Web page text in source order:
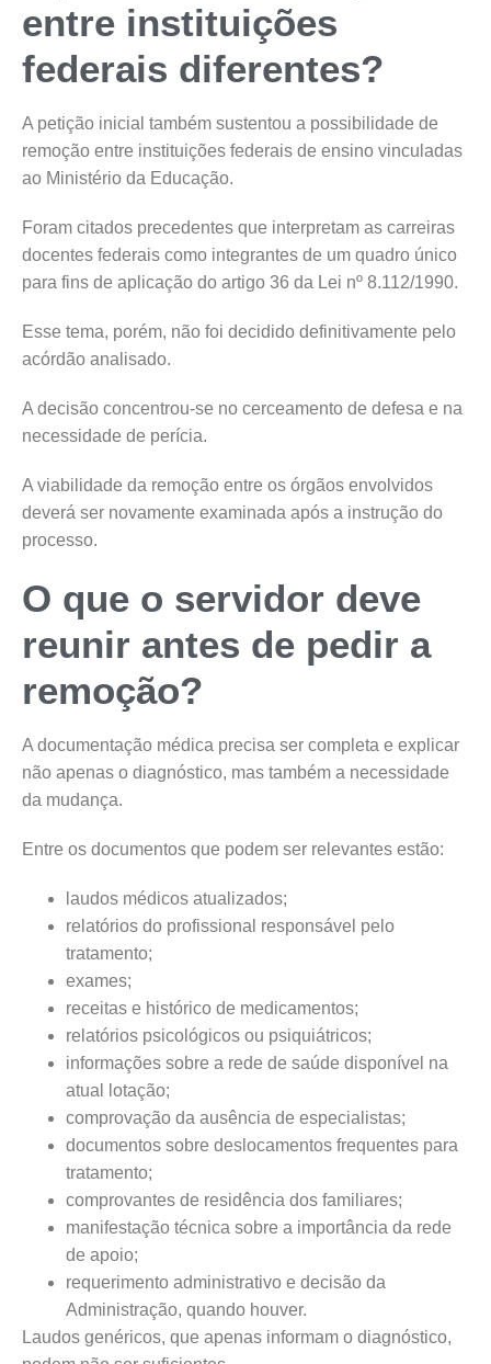
entre instituições
federais diferentes?
A petição inicial também sustentou a possibilidade de
remoção entre instituições federais de ensino vinculadas
ao Ministério da Educação.
Foram citados precedentes que interpretam as carreiras
docentes federais como integrantes de um quadro único
para fins de aplicação do artigo 36 da Lei nº 8.112/1990.
Esse tema, porém, não foi decidido definitivamente pelo
acórdão analisado.
A decisão concentrou-se no cerceamento de defesa e na
necessidade de perícia.
A viabilidade da remoção entre os órgãos envolvidos
deverá ser novamente examinada após a instrução do
processo.
O que o servidor deve
reunir antes de pedir a
remoção?
A documentação médica precisa ser completa e explicar
não apenas o diagnóstico, mas também a necessidade
da mudança.
Entre os documentos que podem ser relevantes estão:
laudos médicos atualizados;
relatórios do profissional responsável pelo
tratamento;
exames;
receitas e histórico de medicamentos;
relatórios psicológicos ou psiquiátricos;
informações sobre a rede de saúde disponível na
atual lotação;
comprovação da ausência de especialistas;
documentos sobre deslocamentos frequentes para
tratamento;
comprovantes de residência dos familiares;
manifestação técnica sobre a importância da rede
de apoio;
requerimento administrativo e decisão da
Administração, quando houver.
Laudos genéricos, que apenas informam o diagnóstico,